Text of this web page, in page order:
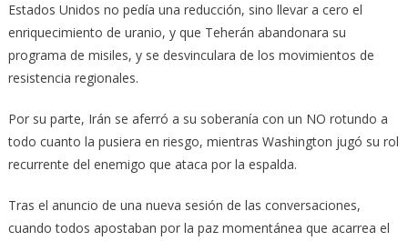
Estados Unidos no pedía una reducción, sino llevar a cero el
enriquecimiento de uranio, y que Teherán abandonara su
programa de misiles, y se desvinculara de los movimientos de
resistencia regionales.
Por su parte, Irán se aferró a su soberanía con un NO rotundo a
todo cuanto la pusiera en riesgo, mientras Washington jugó su rol
recurrente del enemigo que ataca por la espalda.
Tras el anuncio de una nueva sesión de las conversaciones,
cuando todos apostaban por la paz momentánea que acarrea el